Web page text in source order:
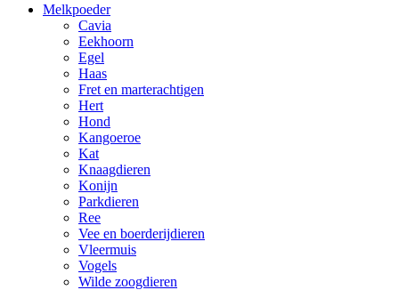
Melkpoeder
Cavia
Eekhoorn
Egel
Haas
Fret en marterachtigen
Hert
Hond
Kangoeroe
Kat
Knaagdieren
Konijn
Parkdieren
Ree
Vee en boerderijdieren
Vleermuis
Vogels
Wilde zoogdieren